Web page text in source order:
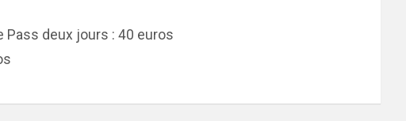
Pass deux jours : 40 euros